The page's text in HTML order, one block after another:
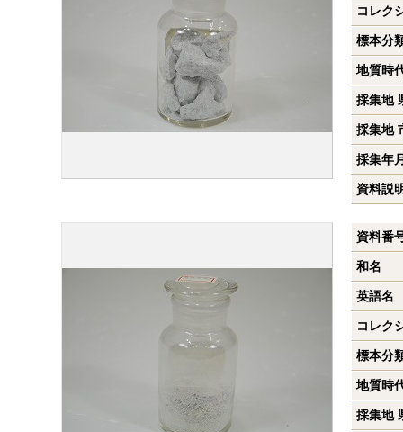
コレク
標本分
地質時
採集地
採集地
採集年
資料説
資料番
和名
英語名
コレク
標本分
地質時
採集地